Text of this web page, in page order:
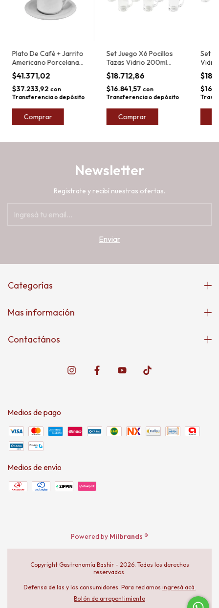
Plato De Café + Jarrito
Americano Porcelana
Tsuji X6 L. 450
$41.371,02
$37.233,92 con
Transferencia o depósito
Set Juego X6 Pocillos
Tazas Vidrio 200ml
Cafe Conicos
$18.712,86
$16.841,57 con
Transferencia o depósito
Comprar
Set
Newsletter
Registrate y recibí nuestras ofertas.
Categorías
Mas información
Contactános
Medios de pago
Medios de envío
Powered by Milbrands ®
Copyright Gastronomía Bashir - 2026. Todos los derechos
reservados.
Defensa de las y los consumidores. Para reclamos ingresá acá.
Botón de arrepentimiento